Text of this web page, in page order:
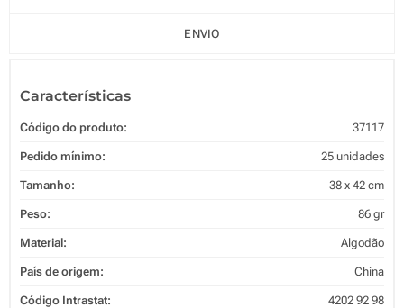
ENVIO
Características
Código do produto: 37117
Pedido mínimo: 25 unidades
Tamanho: 38 x 42 cm
Peso: 86 gr
Material: Algodão
País de origem: China
Código Intrastat: 4202 92 98